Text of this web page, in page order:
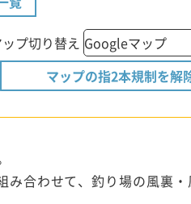
プ切り替え
マップの指2本規制を解
み合わせて、釣り場の風裏